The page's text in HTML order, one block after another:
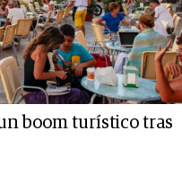
boom turístico tras